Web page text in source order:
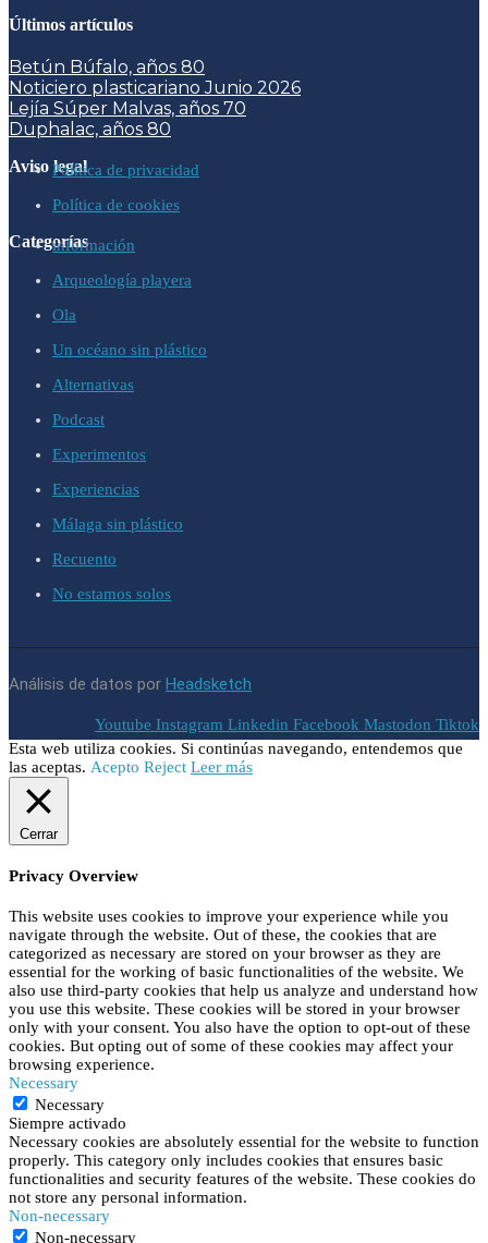
Últimos artículos
Betún Búfalo, años 80
Noticiero plasticariano Junio 2026
Lejía Súper Malvas, años 70
Duphalac, años 80
Aviso legalPolítica de privacidad
Política de cookies
Categoríasinformación
Arqueología playera
Ola
Un océano sin plástico
Alternativas
Podcast
Experimentos
Experiencias
Málaga sin plástico
Recuento
No estamos solos
Análisis de datos por Headsketch
Youtube Instagram Linkedin Facebook Mastodon Tiktok
Esta web utiliza cookies. Si continúas navegando, entendemos que
las aceptas. Acepto Reject Leer más
Cerrar
Privacy Overview
This website uses cookies to improve your experience while you
navigate through the website. Out of these, the cookies that are
categorized as necessary are stored on your browser as they are
essential for the working of basic functionalities of the website. We
also use third-party cookies that help us analyze and understand how
you use this website. These cookies will be stored in your browser
only with your consent. You also have the option to opt-out of these
cookies. But opting out of some of these cookies may affect your
browsing experience.
Necessary
Necessary
Siempre activado
Necessary cookies are absolutely essential for the website to function
properly. This category only includes cookies that ensures basic
functionalities and security features of the website. These cookies do
not store any personal information.
Non-necessary
Non-necessary